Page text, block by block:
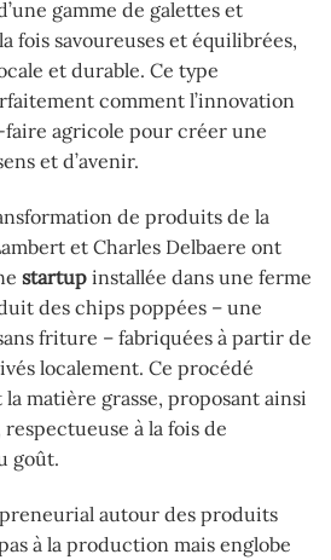
gamme de galettes et
fois savoureuses et équilibrées,
et durable. Ce type
comment l’innovation
agricole pour créer une
et d’avenir.
de produits de la
et Charles Delbaere ont
startup installée dans une ferme
des chips poppées – une
friture – fabriquées à partir de
localement. Ce procédé
matière grasse, proposant ainsi
à la fois de
goût.
autour des produits
à la production mais englobe